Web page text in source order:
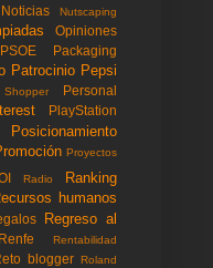
Noticias
Nutscaping
Opiniones
PSOE Packaging
Patrocinio Pepsi
Personal
PlayStation
Posicionamiento
Proyectos
Radio Ranking
humanos
Regreso al
Renfe Rentabilidad
blogger Roland